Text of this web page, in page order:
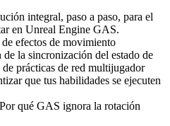
integral, paso a paso, para el
en Unreal Engine GAS.
efectos de movimiento
la sincronización del estado de
prácticas de red multijugador
que tus habilidades se ejecuten
qué GAS ignora la rotación